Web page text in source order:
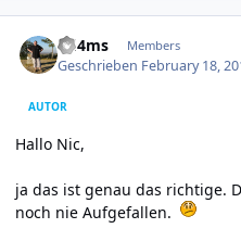
dd4ms Members
Geschrieben February 18,
AUTOR
Hallo Nic,
ja das ist genau das richtige.
noch nie Aufgefallen.